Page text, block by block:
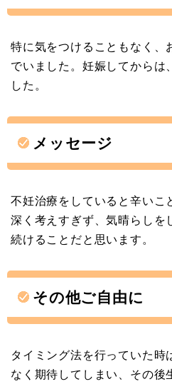
特に気をつけることもなく、
でいました。妊娠してからは
した。
メッセージ
不妊治療をしていると辛いこ
深く考えすぎず、気晴らしを
続けることだと思います。
その他ご自由に
タイミング法を行っていた時
なく期待してしまい、その後